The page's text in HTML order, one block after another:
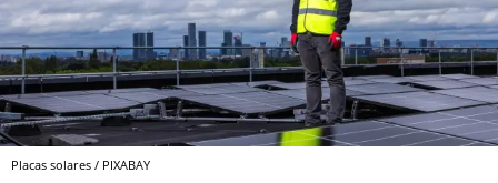
Placas solares / PIXABAY